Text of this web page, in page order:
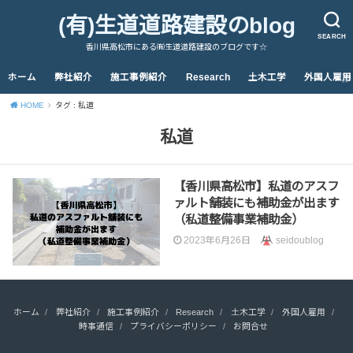
SEARCH
(有)生道道路建設のblog
香川県高松市にある㈲生道道路建設のブログです☆
ホーム 弊社紹介 施工事例紹介 Research 土木工学 外国人雇用
HOME タグ : 私道
私道
【香川県高松市】私道のアスフ
ァルト舗装にも補助金が出ます
（私道整備事業補助金）
2023年6月26日 seidoublog
ホーム 弊社紹介 施工事例紹介 Research 土木工学
外国人雇用
時事通信
プライバシーポリシー お問合せ